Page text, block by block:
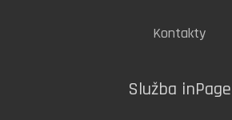
Kontakty
Služba inPage